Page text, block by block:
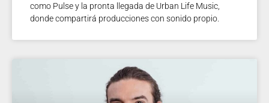
como Pulse y la pronta llegada de Urban Life Music,
donde compartirá producciones con sonido propio.